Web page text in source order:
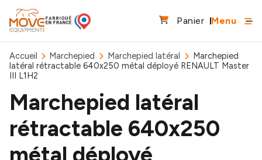
Panier Menu
Accueil Marchepied Marchepied latéral
Marchepied
latéral rétractable 640x250 métal déployé RENAULT Master
III L1H2
Marchepied latéral
rétractable 640x250